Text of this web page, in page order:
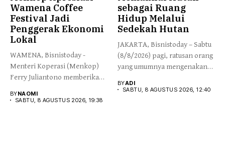
Wamena Coffee
Festival Jadi
Penggerak Ekonomi
Lokal
WAMENA, Bisnistoday -
Menteri Koperasi (Menkop)
Ferry Juliantono memberikan
BYNAOMI
SABTU, 8 AGUSTUS 2026, 19:38
sebagai Ruang
Hidup Melalui
Sedekah Hutan
JAKARTA, Bisnistoday – Sabtu
(8/8/2026) pagi, ratusan orang
yang umumnya mengenakan
BYADI
SABTU, 8 AGUSTUS 2026, 12:40